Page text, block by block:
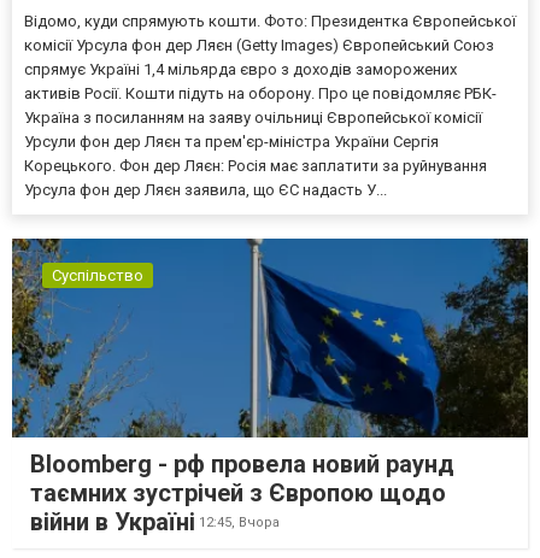
Відомо, куди спрямують кошти. Фото: Президентка Європейської
комісії Урсула фон дер Ляєн (Getty Images) Європейський Союз
спрямує Україні 1,4 мільярда євро з доходів заморожених
активів Росії. Кошти підуть на оборону. Про це повідомляє РБК-
Україна з посиланням на заяву очільниці Європейської комісії
Урсули фон дер Ляєн та прем'єр-міністра України Сергія
Корецького. Фон дер Ляєн: Росія має заплатити за руйнування
Урсула фон дер Ляєн заявила, що ЄС надасть У...
Суспільство
Bloomberg - рф провела новий раунд
таємних зустрічей з Європою щодо
війни в Україні 12:45, Вчора